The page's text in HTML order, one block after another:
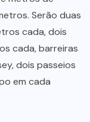
Serão duas
cada, dois
cada, barreiras
dois passeios
em cada